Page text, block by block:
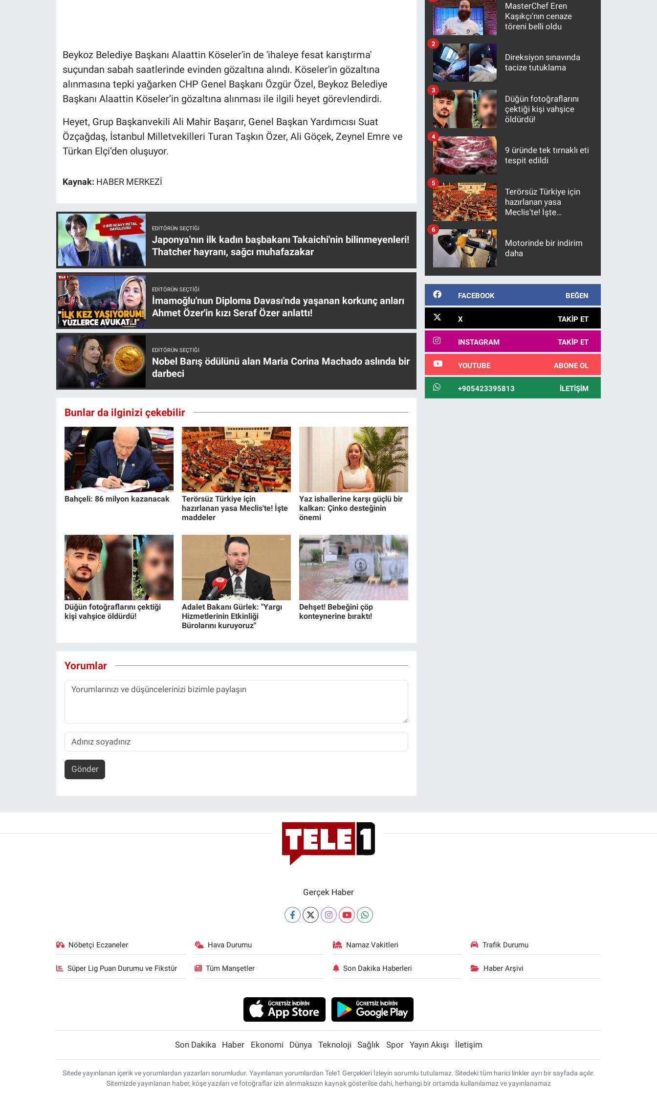
Beykoz Belediye Başkanı Alaattin Köseler'in de 'ihaleye fesat karıştırma'
suçundan sabah saatlerinde evinden gözaltına alındı. Köseler'in gözaltına
alınmasına tepki yağarken CHP Genel Başkanı Özgür Özel, Beykoz Belediye
Başkanı Alaattin Köseler’in gözaltına alınması ile ilgili heyet görevlendirdi.
Heyet, Grup Başkanvekili Ali Mahir Başarır, Genel Başkan Yardımcısı Suat
Özçağdaş, İstanbul Milletvekilleri Turan Taşkın Özer, Ali Göçek, Zeynel Emre ve
Türkan Elçi’den oluşuyor.
Kaynak: HABER MERKEZİ
EDITÖRÜN SEÇTIĞI
Japonya'nın ilk kadın başbakanı Takaichi'nin bilinmeyenleri!
Thatcher hayranı, sağcı muhafazakar
EDITÖRÜN SEÇTIĞI
İmamoğlu'nun Diploma Davası'nda yaşanan korkunç anları
Ahmet Özer'in kızı Seraf Özer anlattı!
EDITÖRÜN SEÇTIĞI
Nobel Barış ödülünü alan Maria Corina Machado aslında bir
darbeci
Bunlar da ilginizi çekebilir
Bahçeli: 86 milyon kazanacak
Terörsüz Türkiye için
hazırlanan yasa Meclis'te! İşte
maddeler
Yaz ishallerine karşı güçlü bir
kalkan: Çinko desteğinin
önemi
Düğün fotoğraflarını çektiği
kişi vahşice öldürdü!
Adalet Bakanı Gürlek: "Yargı
Hizmetlerinin Etkinliği
Bürolarını kuruyoruz"
Dehşet! Bebeğini çöp
konteynerine bıraktı!
Yorumlar
Gönder
MasterChef Eren
Kaşıkçı'nın cenaze
töreni belli oldu
Direksiyon sınavında
tacize tutuklama
2
Düğün fotoğraflarını
çektiği kişi vahşice
öldürdü!
3
9 üründe tek tırnaklı eti
tespit edildi
4
Terörsüz Türkiye için
hazırlanan yasa
Meclis'te! İşte
5
Motorinde bir indirim
daha
6
FACEBOOK BEĞEN
X TAKIP ET
INSTAGRAM TAKIP ET
YOUTUBE ABONE OL
+905423395813 İLETIŞIM
Gerçek Haber
Nöbetçi Eczaneler Hava Durumu Namaz Vakitleri Trafik Durumu
Süper Lig Puan Durumu ve Fikstür Tüm Manşetler Son Dakika Haberleri Haber Arşivi
Son Dakika Haber Ekonomi Dünya Teknoloji Sağlık Spor Yayın Akışı İletişim
Sitede yayınlanan içerik ve yorumlardan yazarları sorumludur. Yayınlanan yorumlardan Tele1 Gerçekleri İzleyin sorumlu tutulamaz. Sitedeki tüm harici linkler ayrı bir sayfada açılır.
Sitemizde yayınlanan haber, köşe yazıları ve fotoğraflar izin alınmaksızın kaynak gösterilse dahi, herhangi bir ortamda kullanılamaz ve yayınlanamaz
Koronavirüs
Programlar
Türkiye'nin Geleceği
Yerel Yaşam